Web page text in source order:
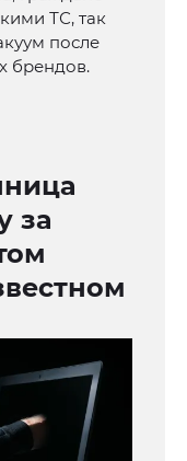
ТС, так
после
брендов.
за